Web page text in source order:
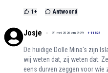
1 + Antwoord
Josje 21 mei 2026 om 2:29 + 11825
De huidige Dolle Mina's zijn
wij weten dat, zij weten dat.
eens durven zeggen voor wie